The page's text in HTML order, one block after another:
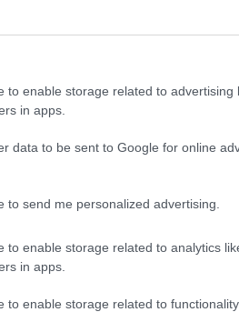
to enable storage related to advertising
in apps.
data to be sent to Google for online
to send me personalized advertising.
to enable storage related to analytics
in apps.
to enable storage related to